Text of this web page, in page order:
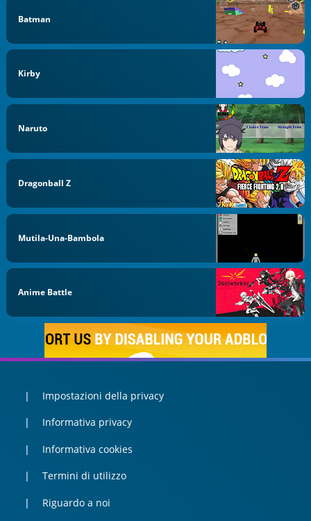
Batman
Kirby
Naruto
Dragonball Z
Mutila-Una-Bambola
Anime Battle
Impostazioni della privacy
Informativa privacy
Informativa cookies
Termini di utilizzo
Riguardo a noi